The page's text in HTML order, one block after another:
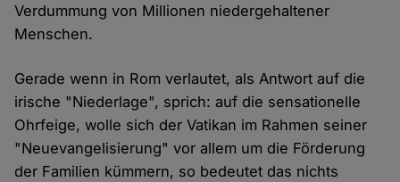
Verdummung von Millionen niedergehaltener
Menschen.
Gerade wenn in Rom verlautet, als Antwort auf die
irische "Niederlage", sprich: auf die sensationelle
Ohrfeige, wolle sich der Vatikan im Rahmen seiner
"Neuevangelisierung" vor allem um die Förderung
der Familien kümmern, so bedeutet das nichts